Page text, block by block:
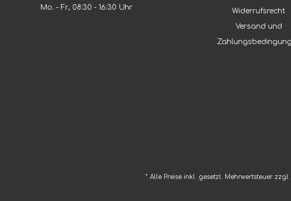
Mo. - Fr., 08:30 - 16:30 Uhr
Widerrufsrecht
Versand und
* Alle Preise inkl. gesetzl. Mehrwertsteuer zzgl.